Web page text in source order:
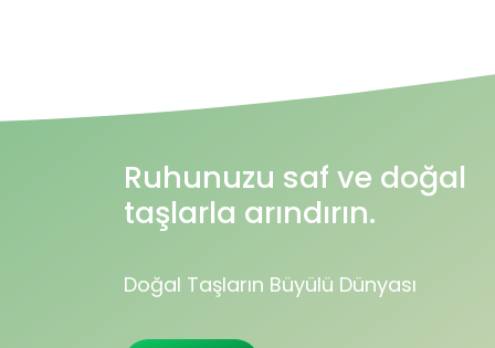
Ruhunuzu saf ve doğal
taşlarla arındırın.
Doğal Taşların Büyülü Dünyası